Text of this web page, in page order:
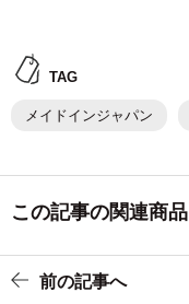
TAG
メイドインジャパン
この記事の関連商品
前の記事へ